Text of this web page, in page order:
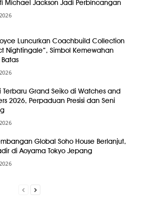
Michael Jackson Jadi Perbincangan
Luncurkan Coachbuild Collection
Nightingale”, Simbol Kemewahan
Terbaru Grand Seiko di Watches and
2026, Perpaduan Presisi dan Seni
Global Soho House Berlanjut,
di Aoyama Tokyo Jepang